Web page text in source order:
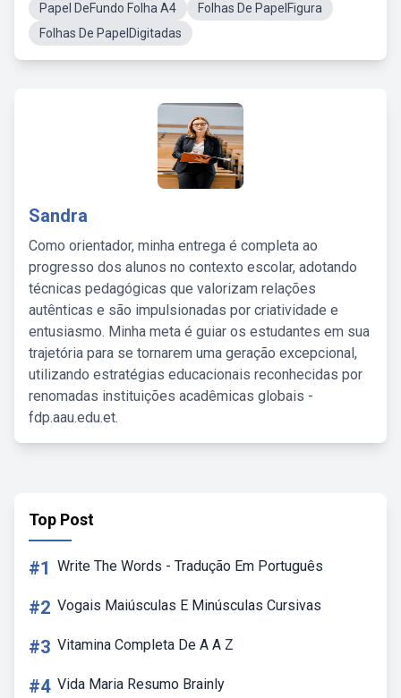
Papel DeFundo Folha A4
Folhas De PapelFigura
Folhas De PapelDigitadas
Sandra
Como orientador, minha entrega é completa ao
progresso dos alunos no contexto escolar, adotando
técnicas pedagógicas que valorizam relações
autênticas e são impulsionadas por criatividade e
entusiasmo. Minha meta é guiar os estudantes em sua
trajetória para se tornarem uma geração excepcional,
utilizando estratégias educacionais reconhecidas por
renomadas instituições acadêmicas globais -
fdp.aau.edu.et.
Top Post
#1 Write The Words - Tradução Em Português
#2 Vogais Maiúsculas E Minúsculas Cursivas
#3 Vitamina Completa De A A Z
#4 Vida Maria Resumo Brainly